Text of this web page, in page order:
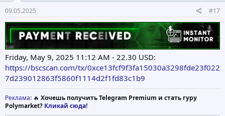
09.05.2025 #17
Friday, May 9, 2025 11:12 AM - 22.30 USD:
https://bscscan.com/tx/0xce13fcf9f3fa15030a3298fde23f022
7d239012863f5860f1114d2f1fd83c1b9
Реклама: 🔥 Хочешь получить Telegram Premium и стать гуру
Polymarket? Кликай сюда!